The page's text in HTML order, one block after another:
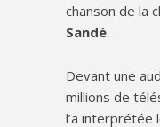
chanson de la
Sandé.
Devant une
millions de
l’a interprétée